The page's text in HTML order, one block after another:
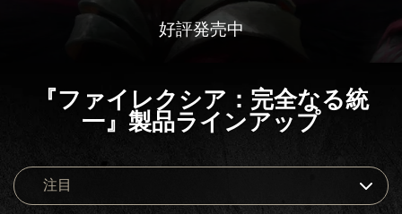
好評発売中
『ファイレクシア：完全なる統
一』製品ラインアップ